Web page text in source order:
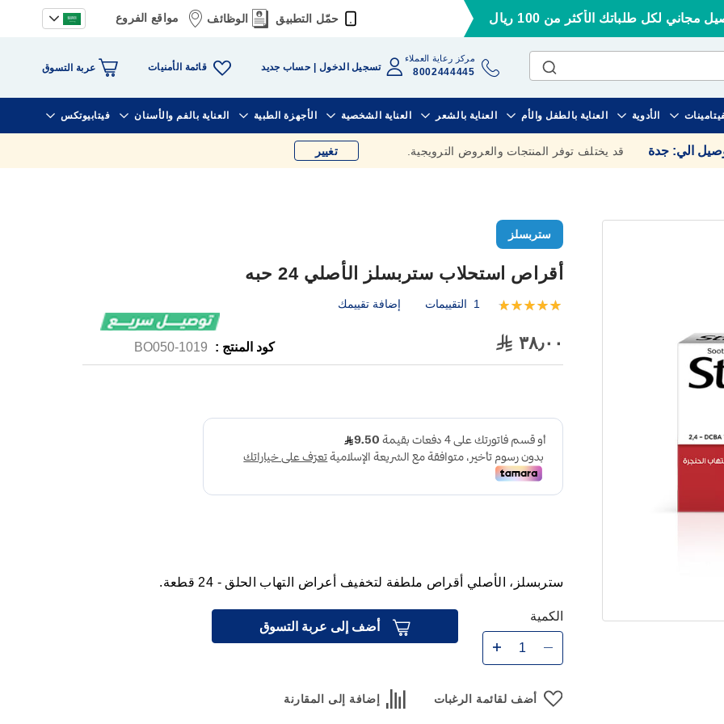
مجاني لكل طلباتك الأكثر من 100 ريال حمّل التطبيق الوظائف مواقع الفروع
مركز رعاية العملاء
8002444445 تسجيل الدخول حساب جديد قائمة الأمنيات عربة التسوق
الأدوية العناية بالطفل والأم العناية بالشعر العناية الشخصية الأجهزة الطبية العناية بالفم والأسنان فيتابيوتكس
الي: جدة قد يختلف توفر المنتجات والعروض الترويجية. تغيير
ستربسلز
أقراص استحلاب ستربسلز الأصلي 24 حبه
تقييم:
1 التقييمات إضافة تقييمك
٣٨٫٠٠ كود المنتج : 1019-BO050
ستربسلز، الأصلي أقراص ملطفة لتخفيف أعراض التهاب الحلق - 24 قطعة.
الكمية
أضف إلى عربة التسوق
أضف لقائمة الرغبات إضافة إلى المقارنة